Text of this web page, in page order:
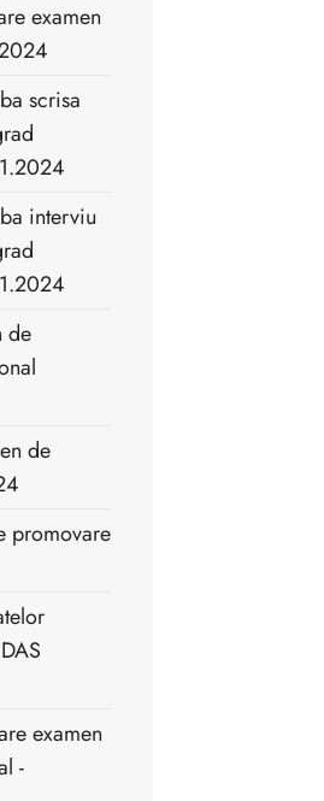
examen
scrisa
interviu
de
de
promovare
examen
-